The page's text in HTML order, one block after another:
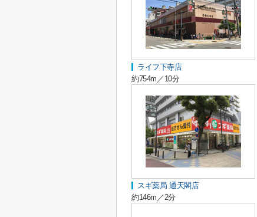
ライフ下寺店
約754m／10分
スギ薬局 通天閣店
約146m／2分